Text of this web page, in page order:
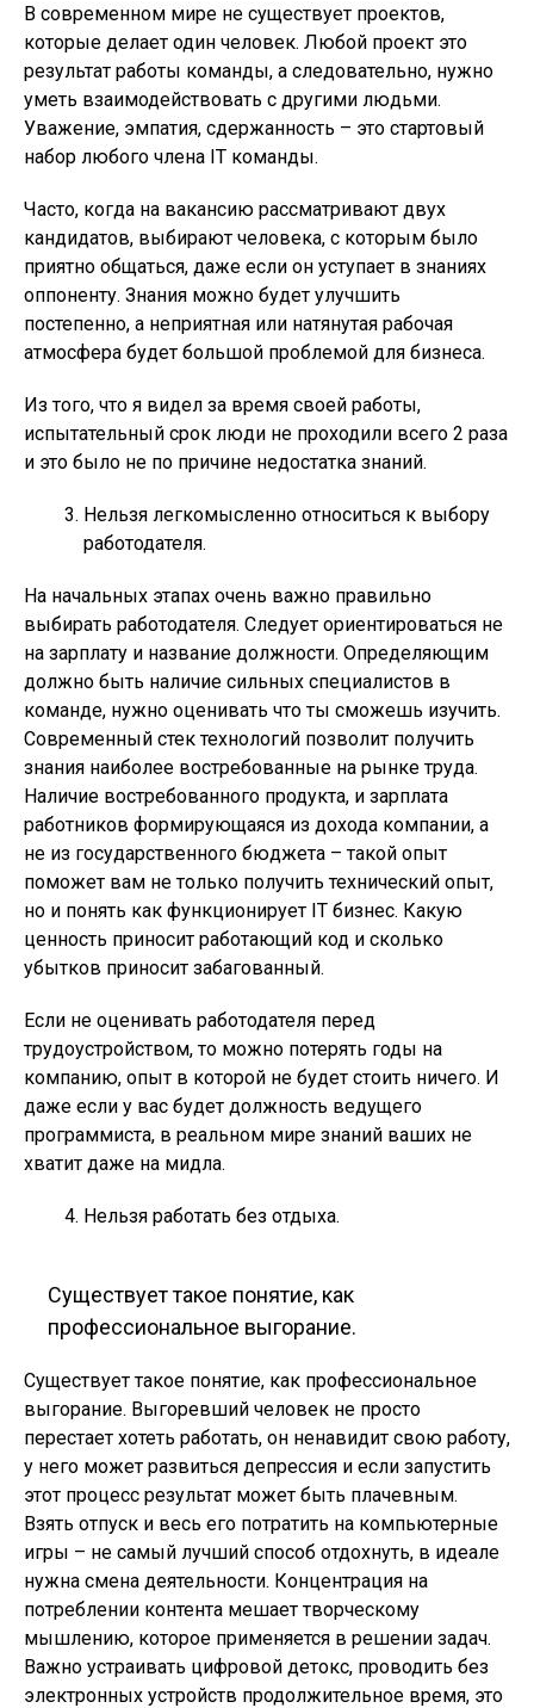
В современном мире не существует проектов,
которые делает один человек. Любой проект это
результат работы команды, а следовательно, нужно
уметь взаимодействовать с другими людьми.
Уважение, эмпатия, сдержанность – это стартовый
набор любого члена IT команды.
Часто, когда на вакансию рассматривают двух
кандидатов, выбирают человека, с которым было
приятно общаться, даже если он уступает в знаниях
оппоненту. Знания можно будет улучшить
постепенно, а неприятная или натянутая рабочая
атмосфера будет большой проблемой для бизнеса.
Из того, что я видел за время своей работы,
испытательный срок люди не проходили всего 2 раза
и это было не по причине недостатка знаний.
Нельзя легкомысленно относиться к выбору
работодателя.
На начальных этапах очень важно правильно
выбирать работодателя. Следует ориентироваться не
на зарплату и название должности. Определяющим
должно быть наличие сильных специалистов в
команде, нужно оценивать что ты сможешь изучить.
Современный стек технологий позволит получить
знания наиболее востребованные на рынке труда.
Наличие востребованного продукта, и зарплата
работников формирующаяся из дохода компании, а
не из государственного бюджета – такой опыт
поможет вам не только получить технический опыт,
но и понять как функционирует IT бизнес. Какую
ценность приносит работающий код и сколько
убытков приносит забагованный.
Если не оценивать работодателя перед
трудоустройством, то можно потерять годы на
компанию, опыт в которой не будет стоить ничего. И
даже если у вас будет должность ведущего
программиста, в реальном мире знаний ваших не
хватит даже на мидла.
Нельзя работать без отдыха.
Существует такое понятие, как
профессиональное выгорание.
Существует такое понятие, как профессиональное
выгорание. Выгоревший человек не просто
перестает хотеть работать, он ненавидит свою работу,
у него может развиться депрессия и если запустить
этот процесс результат может быть плачевным.
Взять отпуск и весь его потратить на компьютерные
игры – не самый лучший способ отдохнуть, в идеале
нужна смена деятельности. Концентрация на
потреблении контента мешает творческому
мышлению, которое применяется в решении задач.
Важно устраивать цифровой детокс, проводить без
электронных устройств продолжительное время, это